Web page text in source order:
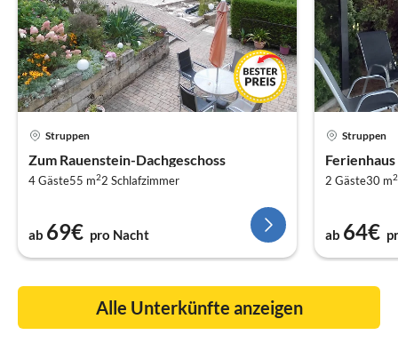
Struppen
Zum Rauenstein-Dachgeschoss
4 Gäste55 m22 Schlafzimmer
ab 69€ pro Nacht
Struppen
2 Gäste30 m2
ab 64€
Alle Unterkünfte anzeigen